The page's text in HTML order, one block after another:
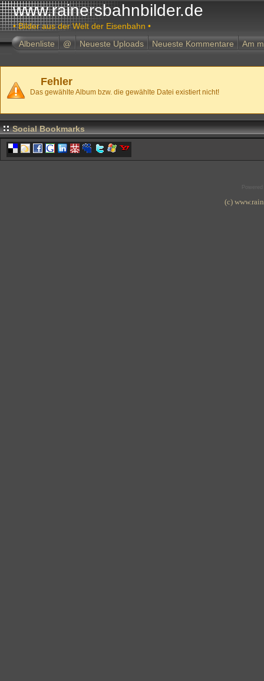
www.rainersbahnbilder.de
• Bilder aus der Welt der Eisenbahn •
Albenliste
@ Neueste Uploads Neueste Kommentare Am
Fehler
Das gewählte Album bzw. die gewählte Datei existiert nicht!
Social Bookmarks
(c)